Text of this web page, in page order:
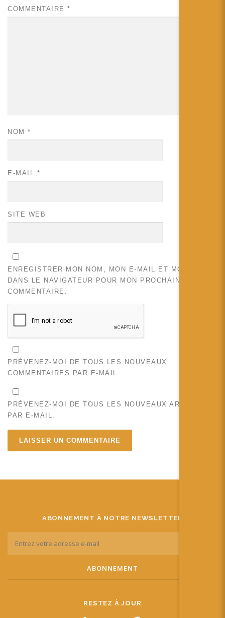
COMMENTAIRE *
NOM *
E-MAIL *
SITE WEB
ENREGISTRER MON NOM, MON E-MAIL ET MON SITE
DANS LE NAVIGATEUR POUR MON PROCHAIN
COMMENTAIRE.
PRÉVENEZ-MOI DE TOUS LES NOUVEAUX
COMMENTAIRES PAR E-MAIL.
PRÉVENEZ-MOI DE TOUS LES NOUVEAUX ARTICLES
PAR E-MAIL.
ABONNEMENT À NOTRE NEWSLETTER
RESTEZ À JOUR